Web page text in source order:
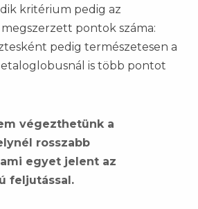
kritérium pedig az
pontok száma:
pedig természetesen a
is több pontot
végezthetünk a
rosszabb
egyet jelent az
feljutással.